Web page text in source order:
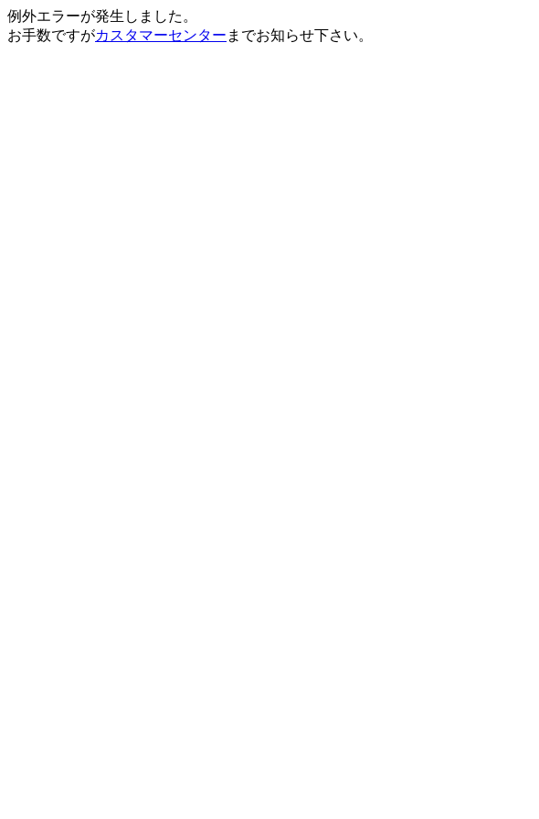
例外エラーが発生しました。
お手数ですがカスタマーセンター までお知らせ下さい。